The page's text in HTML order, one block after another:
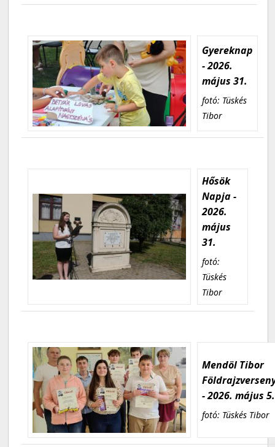
Gyereknap
- 2026.
május 31.
fotó: Tüskés
Tibor
Hősök
Napja -
2026.
május
31.
fotó:
Tüskés
Tibor
Mendöl Tibor
- 2026. május 5.
fotó: Tüskés Tibor